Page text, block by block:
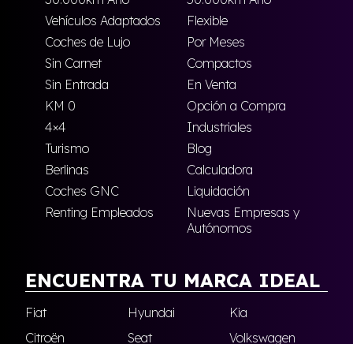
Vehículos Adaptados
Flexible
Coches de Lujo
Por Meses
Sin Carnet
Compactos
Sin Entrada
En Venta
KM 0
Opción a Compra
4×4
Industriales
Turismo
Blog
Berlinas
Calculadora
Coches GNC
Liquidación
Renting Empleados
Nuevas Empresas y
Autónomos
ENCUENTRA TU MARCA IDEAL
Fiat Hyundai
Kia
Citroën
Seat Volkswagen